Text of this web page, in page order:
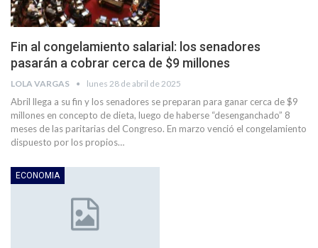
Fin al congelamiento salarial: los senadores
pasarán a cobrar cerca de $9 millones
LOLA VARGAS lunes 28 de abril de 2025
Abril llega a su fin y los senadores se preparan para ganar cerca de $9
millones en concepto de dieta, luego de haberse “desenganchado” 8
meses de las paritarias del Congreso. En marzo venció el congelamiento
dispuesto por los propios…
ECONOMIA